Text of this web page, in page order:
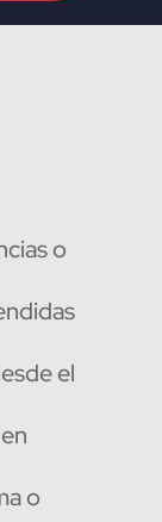
o
el
o